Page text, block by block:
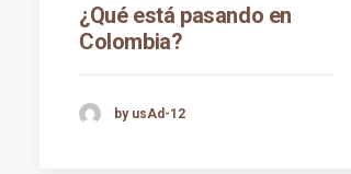
¿Qué está pasando en
Colombia?
by usAd-12